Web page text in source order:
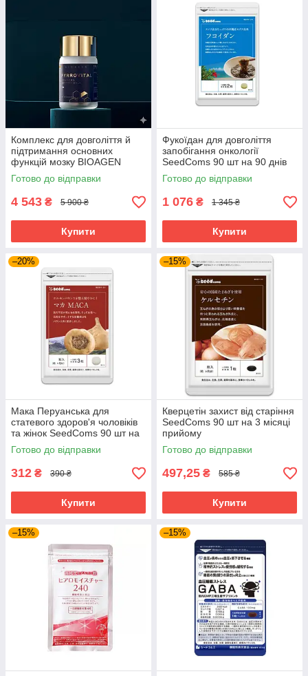
Комплекс для довголіття й
підтримання основних
функцій мозку BIOAGEN
PYRROVITAL NMN 60 капсул
на 30 днів приймання
Готово до відправки
4 543 ₴ 5 900 ₴
Купити
Фукоїдан для довголіття
запобігання онкології
SeedComs 90 шт на 90 днів
Готово до відправки
1 076 ₴ 1 345 ₴
Купити
–20%
Мака Перуанська для
статевого здоров'я чоловіків
та жінок SeedComs 90 шт на
1 місяць прийому
Готово до відправки
312 ₴ 390 ₴
Купити
–15%
Кверцетін захист від старіння
SeedComs 90 шт на 3 місяці
прийому
Готово до відправки
497,25 ₴ 585 ₴
Купити
–15% –15%